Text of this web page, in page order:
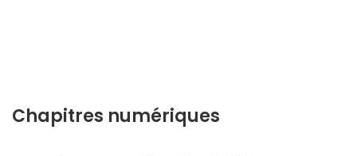
Chapitres numériques